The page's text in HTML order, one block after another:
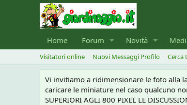
Home Forum Novità
Visitatori online Nuovi Messaggi Profilo Cerca
Vi invitiamo a ridimensionare le foto alla
caricare le miniature nel caso qualcuno
SUPERIORI AGLI 800 PIXEL LE